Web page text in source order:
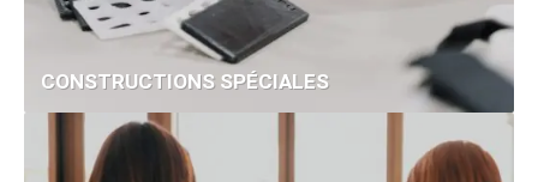
CONSTRUCTIONS SPÉCIALES